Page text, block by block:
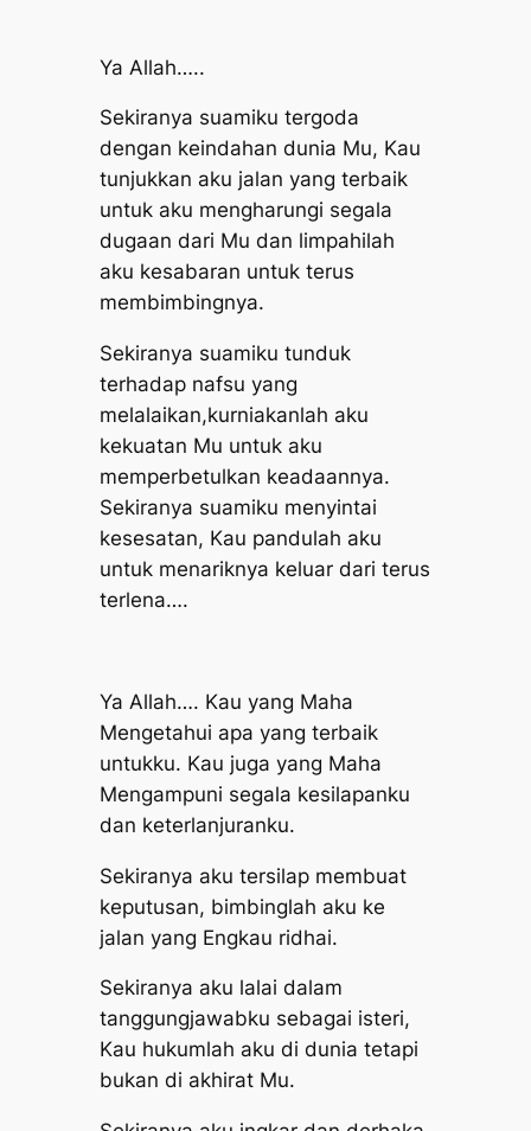
Ya Allah…..
Sekiranya suamiku tergoda
dengan keindahan dunia Mu, Kau
tunjukkan aku jalan yang terbaik
untuk aku mengharungi segala
dugaan dari Mu dan limpahilah
aku kesabaran untuk terus
membimbingnya.
Sekiranya suamiku tunduk
terhadap nafsu yang
melalaikan,kurniakanlah aku
kekuatan Mu untuk aku
memperbetulkan keadaannya.
Sekiranya suamiku menyintai
kesesatan, Kau pandulah aku
untuk menariknya keluar dari terus
terlena….
Ya Allah…. Kau yang Maha
Mengetahui apa yang terbaik
untukku. Kau juga yang Maha
Mengampuni segala kesilapanku
dan keterlanjuranku.
Sekiranya aku tersilap membuat
keputusan, bimbinglah aku ke
jalan yang Engkau ridhai.
Sekiranya aku lalai dalam
tanggungjawabku sebagai isteri,
Kau hukumlah aku di dunia tetapi
bukan di akhirat Mu.